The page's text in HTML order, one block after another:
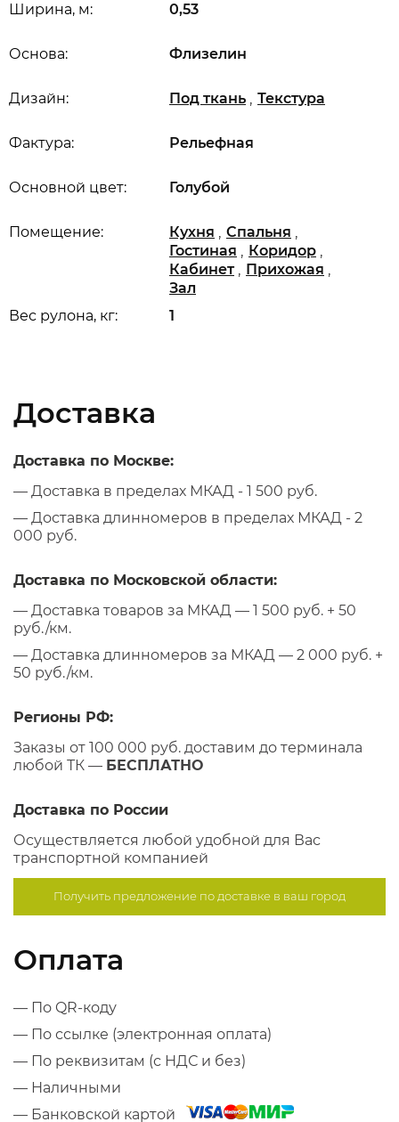
Ширина, м: 0,53
Вес рулона, кг: 1
Основной цвет: Голубой
Дизайн: Под ткань , Текстура
Основа: Флизелин
Помещение: Кухня , Спальня ,
Гостиная , Коридор ,
Кабинет , Прихожая ,
Зал
Фактура: Рельефная
Доставка
Доставка по Москве:
— Доставка в пределах МКАД - 1 500 руб.
— Доставка длинномеров в пределах МКАД - 2
000 руб.
Доставка по Московской области:
— Доставка товаров за МКАД — 1 500 руб. + 50
руб./км.
— Доставка длинномеров за МКАД — 2 000 руб. +
50 руб./км.
Регионы РФ:
Заказы от 100 000 руб. доставим до терминала
любой ТК — БЕСПЛАТНО
Доставка по России
Осуществляется любой удобной для Вас
транспортной компанией
Получить предложение подоставке в ваш город
Оплата
— По QR-коду
— По ссылке (электронная оплата)
— По реквизитам (с НДС и без)
— Наличными
— Банковской картой